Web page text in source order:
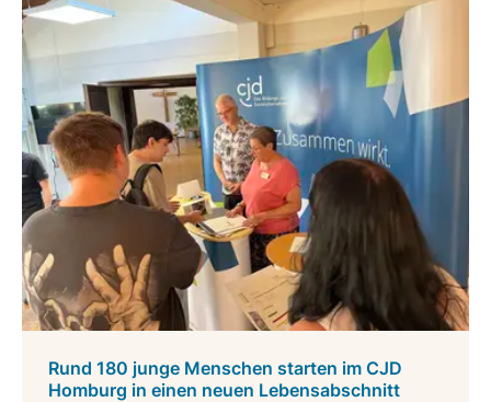
Rund 180 junge Menschen starten im CJD
Homburg in einen neuen Lebensabschnitt